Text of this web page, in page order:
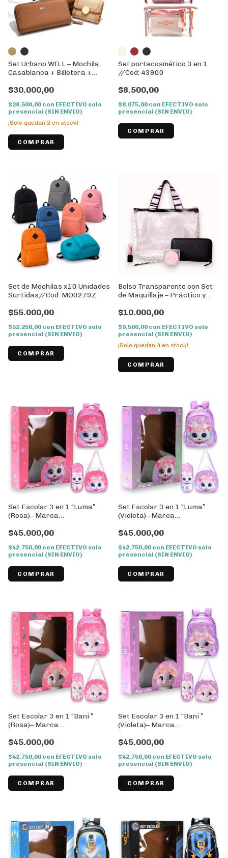
Set Urbano WILL – Mochila
Casablanca + Billetera +
$30.000,00
$28.500,00 con EFECTIVO solo
presencial (SIN ENVIO)
¡Solo quedan 2 en stock!
COMPRAR
Set portacosmético 3 en 1
//Cod: 43900
$8.500,00
$8.075,00 con EFECTIVO solo
presencial (SIN ENVIO)
COMPRAR
Set de Mochilas x10 Unidades
Surtidas//Cod: MO0279Z
$55.000,00
$52.250,00 con EFECTIVO solo
presencial (SIN ENVIO)
Bolso Transparente con Set
de Maquillaje – Práctico y
$10.000,00
$9.500,00 con EFECTIVO solo
presencial (SIN ENVIO)
¡Solo quedan 4 en stock!
Set Escolar 3 en 1 “Luma”
(Rosa)– Marca
$45.000,00
$42.750,00 con EFECTIVO solo
presencial (SIN ENVIO)
Set Escolar 3 en 1 “Luma”
(Violeta)– Marca
$45.000,00
$42.750,00 con EFECTIVO solo
presencial (SIN ENVIO)
Set Escolar 3 en 1 “Bani ”
(Rosa)– Marca
$45.000,00
$42.750,00 con EFECTIVO solo
presencial (SIN ENVIO)
Set Escolar 3 en 1 “Bani ”
(Violeta)– Marca
$45.000,00
$42.750,00 con EFECTIVO solo
presencial (SIN ENVIO)